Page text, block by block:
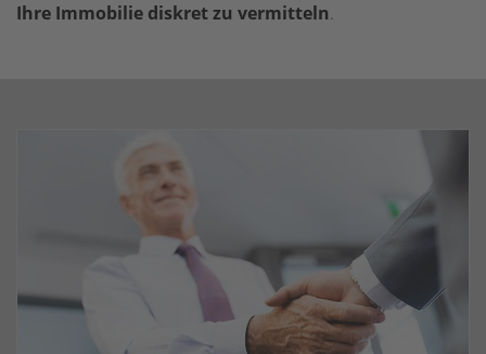
Ihre Immobilie diskret zu vermitteln.